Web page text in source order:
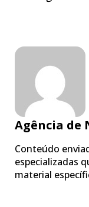
Agência de
Conteúdo
especializadas
material